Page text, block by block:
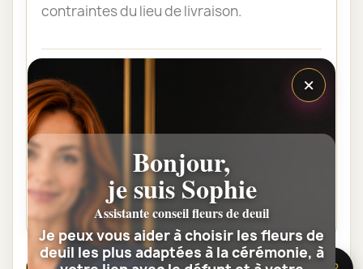
contraintes du lieu de livraison.
Les fleurs peuvent-elles être livrées
au domicile de la famille ?
Oui. Une composition de condoléances
peut être livrée au domicile avant ou après
la cérémonie. Vérifiez simplement que
quelqu’un pourra réceptionner les fleurs.
×
Bonjour,
je suis Sophie
Assistante conseil fleurs de deuil
Je peux vous aider à choisir les fleurs de
deuil les plus adaptées à la cérémonie, à